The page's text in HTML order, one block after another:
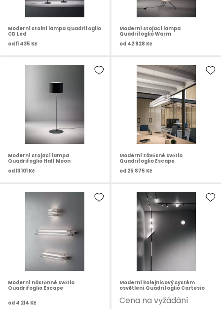
Moderní stolní lampa Quadrifoglio
CD Led
od 11 435 Kč
Moderní stojací lampa
Quadrifoglio Warm
od 42 928 Kč
Moderní stojací lampa
Quadrifoglio Half Moon
od13 101 Kč
Moderní závěsné světlo
Quadrifoglio Escape
od 25 875 Kč
Moderní nástěnné světlo
Quadrifoglio Escape
od 4 214 Kč
Moderní kolejnicový systém
osvětlení Quadrifoglio Cartesio
Cena na vyžádání